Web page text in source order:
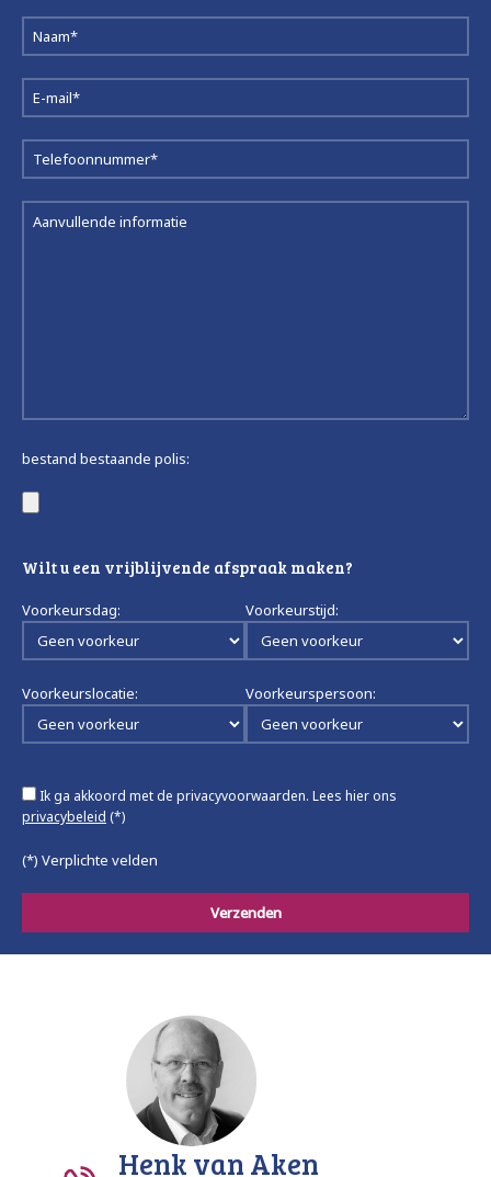
bestand bestaande polis:
Wilt u een vrijblijvende afspraak maken?
Voorkeursdag: Voorkeurstijd:
Voorkeurslocatie: Voorkeurspersoon:
Ik ga akkoord met de privacyvoorwaarden. Lees hier ons
privacybeleid (*)
(*) Verplichte velden
Henk van Aken